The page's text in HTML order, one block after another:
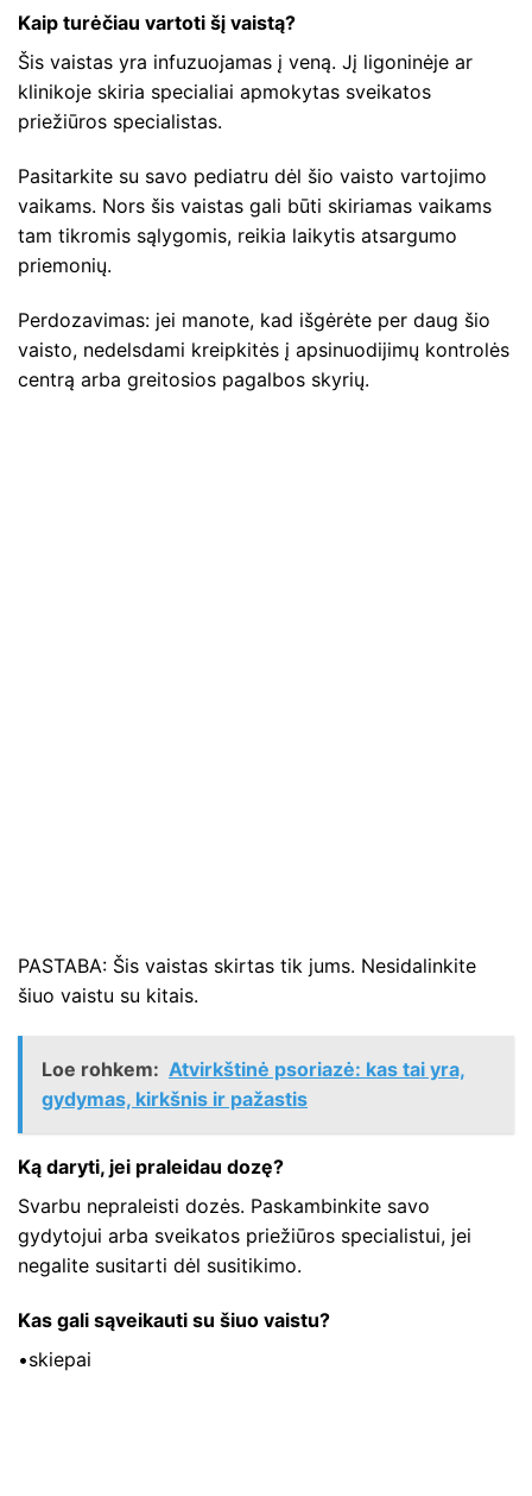
Kaip turėčiau vartoti šį vaistą?
Šis vaistas yra infuzuojamas į veną. Jį ligoninėje ar
klinikoje skiria specialiai apmokytas sveikatos
priežiūros specialistas.
Pasitarkite su savo pediatru dėl šio vaisto vartojimo
vaikams. Nors šis vaistas gali būti skiriamas vaikams
tam tikromis sąlygomis, reikia laikytis atsargumo
priemonių.
Perdozavimas: jei manote, kad išgėrėte per daug šio
vaisto, nedelsdami kreipkitės į apsinuodijimų kontrolės
centrą arba greitosios pagalbos skyrių.
PASTABA: Šis vaistas skirtas tik jums. Nesidalinkite
šiuo vaistu su kitais.
Loe rohkem: Atvirkštinė psoriazė: kas tai yra,
gydymas, kirkšnis ir pažastis
Ką daryti, jei praleidau dozę?
Svarbu nepraleisti dozės. Paskambinkite savo
gydytojui arba sveikatos priežiūros specialistui, jei
negalite susitarti dėl susitikimo.
Kas gali sąveikauti su šiuo vaistu?
•skiepai